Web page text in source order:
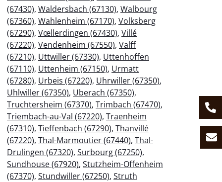
(67430), Waldersbach (67130), Walbourg
(67360), Wahlenheim (67170), Volksberg
(67290), Vœllerdingen (67430), Villé
(67220), Vendenheim (67550), Valff
(67210), Uttwiller (67330), Uttenhoffen
(67110), Uttenheim (67150), Urmatt
(67280), Urbeis (67220), Uhrwiller (67350),
Uhlwiller (67350), Uberach (67350),
Truchtersheim (67370), Trimbach (67470),
Triembach-au-Val (67220), Traenheim
(67310), Tieffenbach (67290), Thanvillé
(67220), Thal-Marmoutier (67440), Thal-
Drulingen (67320), Surbourg (67250),
Sundhouse (67920), Stutzheim-Offenheim
(67370), Stundwiller (67250), Struth